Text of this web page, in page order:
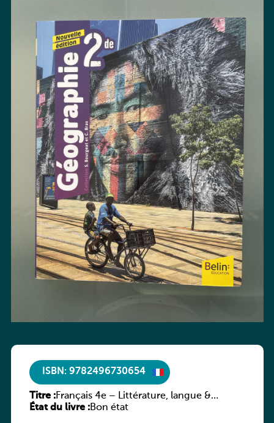
ISBN: 9782496730654
Titre :Français 4e – Littérature, langue &
méthodes
État du livre :Bon état